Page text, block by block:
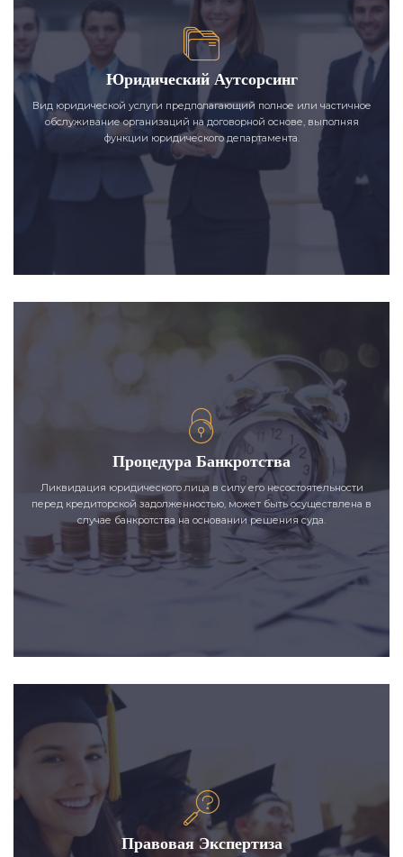
Юридический Аутсорсинг
Вид юридической услуги предполагающий полное или частичное
обслуживание организаций на договорной основе, выполняя
функции юридического департамента.
Процедура Банкротства
Ликвидация юридического лица в силу его несостоятельности
перед кредиторской задолженностью, может быть осуществлена в
случае банкротства на основании решения суда.
Правовая Экспертиза